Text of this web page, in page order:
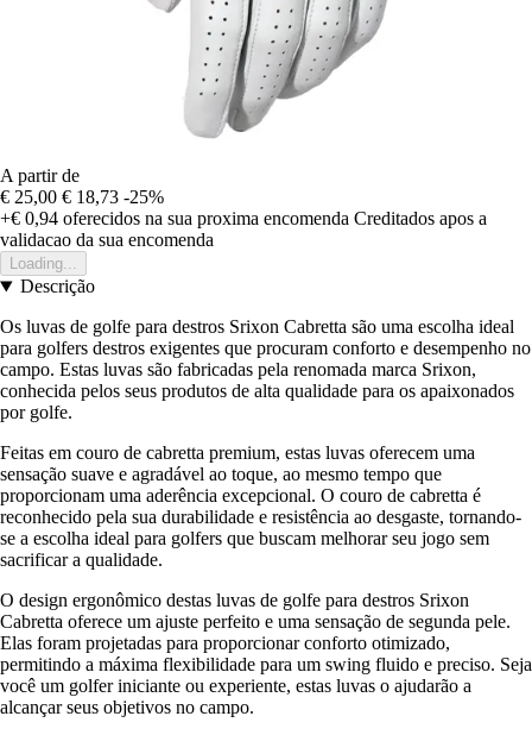
A partir de
€ 25,00 € 18,73 -25%
+€ 0,94 oferecidos na sua proxima encomenda Creditados apos a
validacao da sua encomenda
Loading...
Descrição
Os luvas de golfe para destros Srixon Cabretta são uma escolha ideal
para golfers destros exigentes que procuram conforto e desempenho no
campo. Estas luvas são fabricadas pela renomada marca Srixon,
conhecida pelos seus produtos de alta qualidade para os apaixonados
por golfe.
Feitas em couro de cabretta premium, estas luvas oferecem uma
sensação suave e agradável ao toque, ao mesmo tempo que
proporcionam uma aderência excepcional. O couro de cabretta é
reconhecido pela sua durabilidade e resistência ao desgaste, tornando-
se a escolha ideal para golfers que buscam melhorar seu jogo sem
sacrificar a qualidade.
O design ergonômico destas luvas de golfe para destros Srixon
Cabretta oferece um ajuste perfeito e uma sensação de segunda pele.
Elas foram projetadas para proporcionar conforto otimizado,
permitindo a máxima flexibilidade para um swing fluido e preciso. Seja
você um golfer iniciante ou experiente, estas luvas o ajudarão a
alcançar seus objetivos no campo.